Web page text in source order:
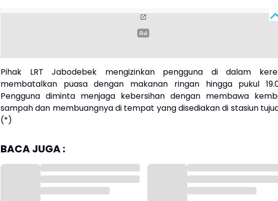
Pihak LRT Jabodebek mengizinkan pengguna di dalam
membatalkan puasa dengan makanan ringan hingga pukul
Pengguna diminta menjaga kebersihan dengan membawa
sampah dan membuangnya di tempat yang disediakan di stasiun
(*)
BACA JUGA :